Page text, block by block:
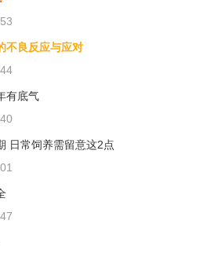
不良反应与应对
有底气
日常饲养需留意这2点